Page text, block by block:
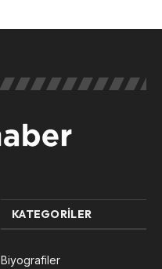
KATEGORILER
Biyografiler